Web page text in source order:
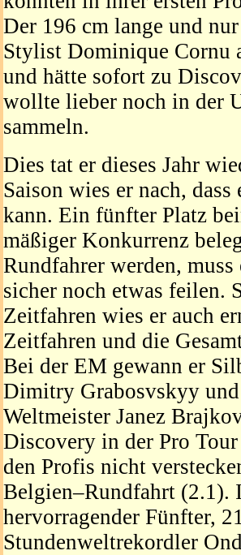
Der 196 cm lange und
Stylist Dominique Cornu
und hätte sofort zu
wollte lieber noch in der
sammeln.
Dies tat er dieses Jahr
Saison wies er nach,
kann. Ein fünfter Platz
mäßiger Konkurrenz
Rundfahrer werden,
sicher noch etwas feilen.
Zeitfahren wies er auch
Zeitfahren und die
Bei der EM gewann er
Dimitry Grabosvskyy
Weltmeister Janez
Discovery in der Pro
den Profis nicht
Belgien–Rundfahrt (2.1).
hervorragender Fünfter,
Stundenweltrekordler